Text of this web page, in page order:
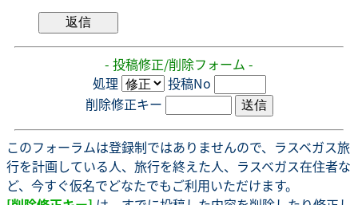
- 投稿修正/削除フォーム -
処理
投稿No
削除修正キー
このフォーラムは登録制ではありませんので、ラスベガス旅
行を計画している人、旅行を終えた人、ラスベガス在住者な
ど、今すぐ仮名でどなたでもご利用いただけます。